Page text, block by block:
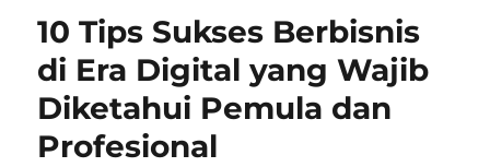
Peluang
di
Era
Modern
10 Tips Sukses Berbisnis
di Era Digital yang Wajib
Diketahui Pemula dan
Profesional